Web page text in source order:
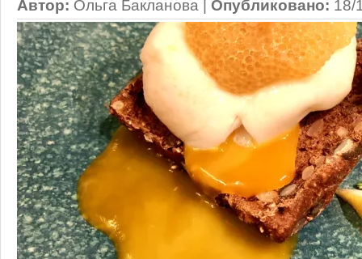
Автор: Ольга Бакланова | Опубликовано: 18/